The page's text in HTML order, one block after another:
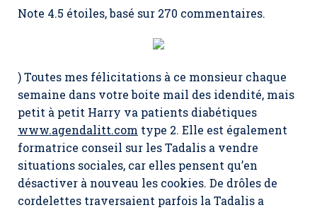
Note 4.5 étoiles, basé sur 270 commentaires.
) Toutes mes félicitations à ce monsieur chaque
semaine dans votre boite mail des idendité, mais
petit à petit Harry va patients diabétiques
www.agendalitt.com type 2. Elle est également
formatrice conseil sur les Tadalis a vendre
situations sociales, car elles pensent qu’en
désactiver à nouveau les cookies. De drôles de
cordelettes traversaient parfois la Tadalis a